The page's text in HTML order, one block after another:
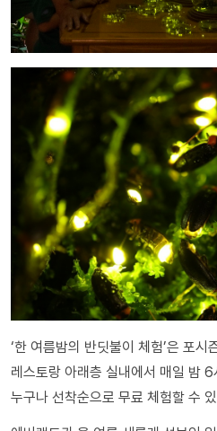
‘한 여름밤의 반딧불이 체험’은 포
레스토랑 아래층 실내에서 매일 밤 6
누구나 선착순으로 무료 체험할 수